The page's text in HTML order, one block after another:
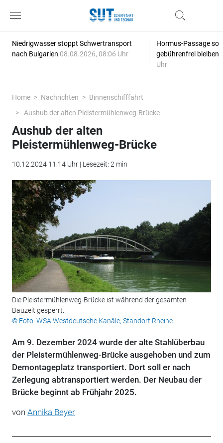
Niedrigwasser stoppt Schwertransport
nach Bulgarien 08.08.2026, 08:06 Uhr
Hormus-Passage
gebührenfrei bleiben
Uhr
Home Nachrichten
Binnenschifffahrt
Aushub der alten Pleistermühlenweg-Brücke
Aushub der alten
Pleistermühlenweg-Brücke
10.12.2024 11:14 Uhr | Lesezeit: 2 min
Die Pleistermühlenweg-Brücke ist während der gesamten
Bauzeit gesperrt.
© Foto: WSA Westdeutsche Kanäle, Standort Rheine
Am 9. Dezember 2024 wurde der alte Stahlüberbau
der Pleistermühlenweg-Brücke ausgehoben und zum
Demontageplatz transportiert. Dort soll er nach
Zerlegung abtransportiert werden. Der Neubau der
Brücke beginnt ab Frühjahr 2025.
von Annika Beyer